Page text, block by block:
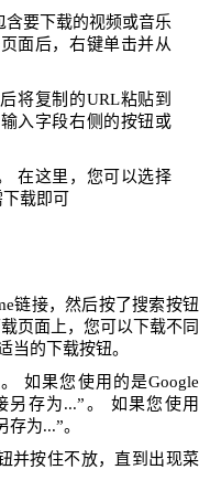
要下载的视频或音乐
面后，右键单击并从
将复制的URL粘贴到
入字段右侧的按钮或
在这里，您可以选择
载即可
链接，然后按了搜索按钮
页面上，您可以下载不同
当的下载按钮。
如果您使用的是Google
另存为...”。 如果您使用
为...”。
并按住不放，直到出现菜